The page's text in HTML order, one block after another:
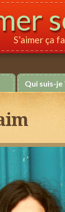
S’aimer ça
Qui suis-je